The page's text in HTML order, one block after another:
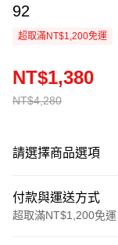
92
超取滿NT$1,200免運
NT$4,280
NT$1,380
請選擇商品選項
付款與運送方式
超取滿NT$1,200免運